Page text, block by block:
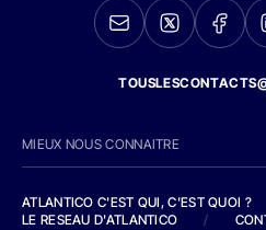
MIEUX NOUS CONNAITRE
ATLANTICO C'EST QUI, C'EST QUOI ?
LE RESEAU D'ATLANTICO
/